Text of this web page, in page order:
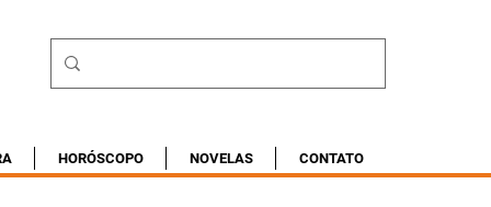
HORÓSCOPO NOVELAS CONTATO